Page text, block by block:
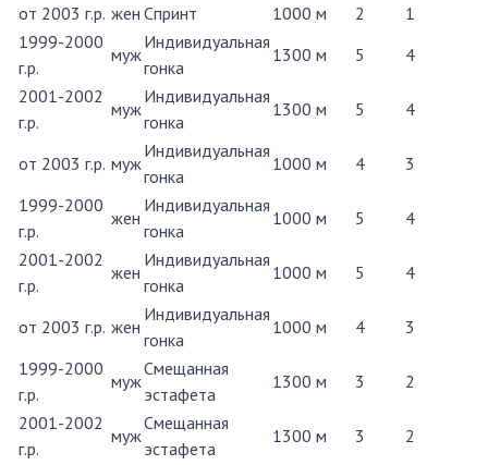
от 2003 г.р. жен Спринт 1000 м 2
1
1999-2000
г.р.
муж
Индивидуальная
гонка
1300 м 5
4
2001-2002
г.р.
муж
Индивидуальная
гонка
1300 м 5 4
от 2003 г.р. муж
Индивидуальная
гонка
1000 м 4
3
1999-2000
г.р.
жен
Индивидуальная
гонка
1000 м 5
4
2001-2002
г.р.
жен
Индивидуальная
гонка
1000 м 5 4
от 2003 г.р. жен
Индивидуальная
гонка
1000 м 4
3
1999-2000
г.р.
муж
Смещанная
эстафета
1300 м 3
2
2001-2002
г.р.
муж
Смещанная
эстафета
1300 м 3 2